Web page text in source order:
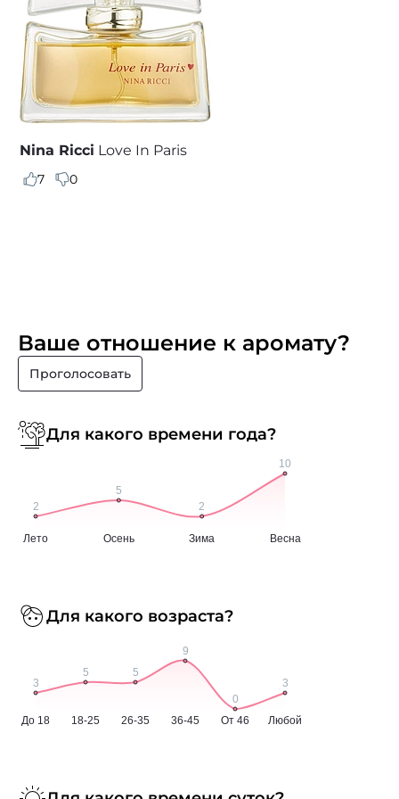
Nina Ricci Love In Paris
7 0
Ваше отношение к аромату?
Проголосовать
Для какого времени года?
Для какого возраста?